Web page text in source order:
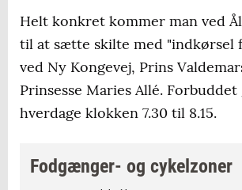
Helt konkret kommer man ved
til at sætte skilte med "indkørsel
ved Ny Kongevej, Prins
Prinsesse Maries Allé.
hverdage klokken 7.30 til 8.15.
Fodgænger- og cykelzoner